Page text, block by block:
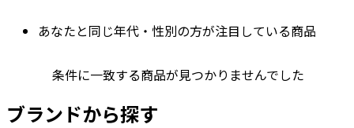
あなたと同じ年代・性別の方が注目している商品
条件に一致する商品が見つかりませんでした
ブランドから探す